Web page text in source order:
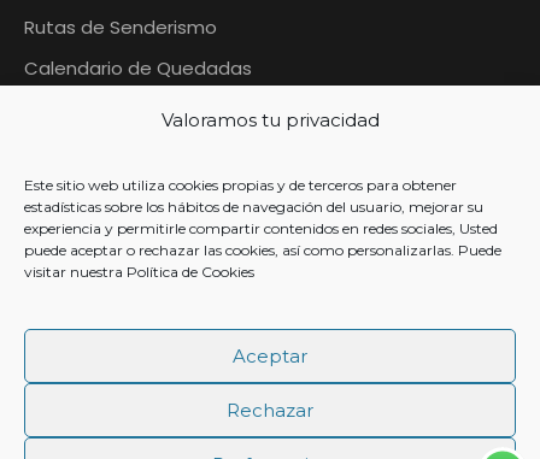
Valoramos tu privacidad
Este sitio web utiliza cookies propias y de terceros para obtener
estadísticas sobre los hábitos de navegación del usuario, mejorar su
experiencia y permitirle compartir contenidos en redes sociales, Usted
puede aceptar o rechazar las cookies, así como personalizarlas. Puede
visitar nuestra Política de Cookies
Aceptar
Rechazar
Rutas de Senderismo
Calendario de Quedadas
Blog Quedadas Malaga
Contacto
+ 34 633 954 567
info@quedadasmalaga.es